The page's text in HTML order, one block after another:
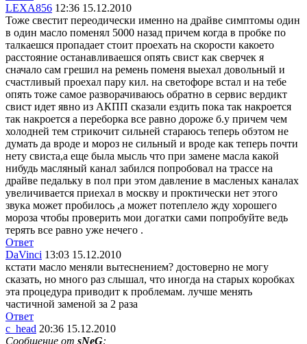
LEXA856 12:36 15.12.2010
Тоже свестит переодически именно на драйве симптомы один
в один масло поменял 5000 назад причем когда в пробке по
талкаешся пропадает стоит проехать на скорости какоето
расстояние останавливаешся опять свист как сверчек я
сначало сам грешил на ремень поменя выехал довольный и
счастливый проехал пару кил. на светофоре встал и на тебе
опять тоже самое разворачиваюсь обратно в сервис вердикт
свист идет явно из АКПП сказали ездить пока так накроется
так накроется а переборка все равно дороже б.у причем чем
холодней тем стрикочит сильней стараюсь теперь обэтом не
думать да вроде и мороз не сильный и вроде как теперь почти
нету свиста,а еще была мысль что при замене масла какой
нибудь масляный канал забился попробовал на трассе на
драйве педальку в пол при этом давление в масленых каналах
увеличивается приехал в москву и проктически нет этого
звука может пробилось ,а может потеплело жду хорошего
мороза чтобы проверить мои догатки сами попробуйте ведь
терять все равно уже нечего .
Ответ
DaVinci 13:03 15.12.2010
кстати масло меняли вытеснением? достоверно не могу
сказать, но много раз слышал, что иногда на старых коробках
эта процедура приводит к проблемам. лучше менять
частичной заменой за 2 раза
Ответ
c_head 20:36 15.12.2010
Сообщение от sNeG: